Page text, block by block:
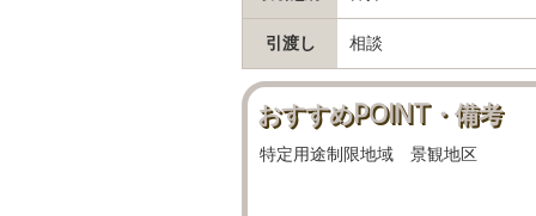
引渡し 相談
おすすめPOINT・備考
特定用途制限地域 景観地区